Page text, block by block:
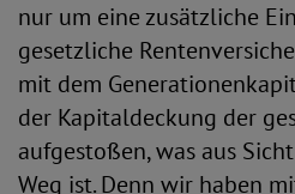
nur um eine zusätzliche
gesetzliche
mit dem
der Kapitaldeckung der
aufgestoßen, was aus
Weg ist. Denn wir haben